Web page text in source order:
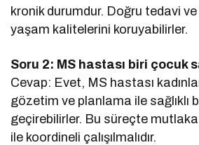
kronik durumdur. Doğru tedavi
yaşam kalitelerini koruyabilirler.
Soru 2: MS hastası biri çocuk
Cevap: Evet, MS hastası
gözetim ve planlama ile sağlıklı
geçirebilirler. Bu süreçte
ile koordineli çalışılmalıdır.